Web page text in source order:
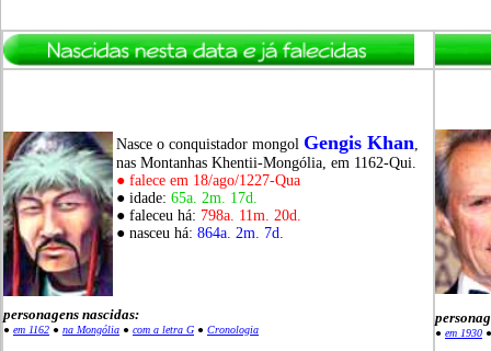
Nasce o conquistador mongol Gengis Khan,
nas Montanhas Khentii-Mongólia, em 1162-Qui.
● falece em 18/ago/1227-Qua
● idade: 65a. 2m. 17d.
● faleceu há: 798a. 11m. 20d.
● nasceu há: 864a. 2m. 7d.
personagens nascidas:
● em 1162 ● na Mongólia ● com a letra G ● Cronologia ● em 1930